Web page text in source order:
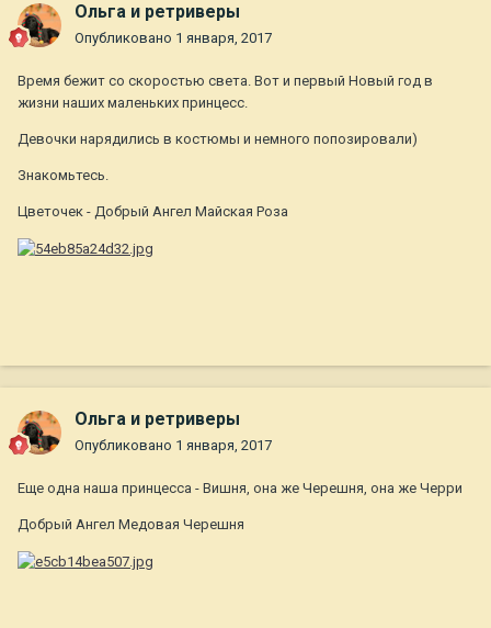
Ольга и ретриверы
Опубликовано 1 января, 2017
Время бежит со скоростью света. Вот и первый Новый год в
жизни наших маленьких принцесс.
Девочки нарядились в костюмы и немного попозировали)
Знакомьтесь.
Цветочек - Добрый Ангел Майская Роза
Ольга и ретриверы
Опубликовано 1 января, 2017
Еще одна наша принцесса - Вишня, она же Черешня, она же Черри
Добрый Ангел Медовая Черешня